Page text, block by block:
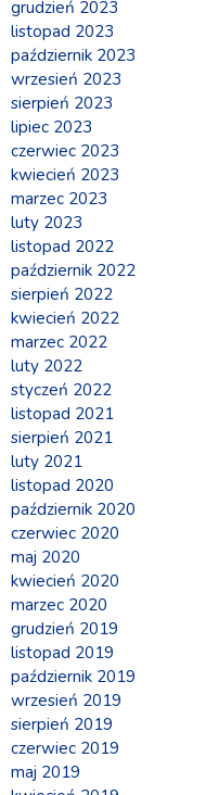
grudzień 2023
listopad 2023
październik 2023
wrzesień 2023
sierpień 2023
lipiec 2023
czerwiec 2023
kwiecień 2023
marzec 2023
luty 2023
listopad 2022
październik 2022
sierpień 2022
kwiecień 2022
marzec 2022
luty 2022
styczeń 2022
listopad 2021
sierpień 2021
luty 2021
listopad 2020
październik 2020
czerwiec 2020
maj 2020
kwiecień 2020
marzec 2020
grudzień 2019
listopad 2019
październik 2019
wrzesień 2019
sierpień 2019
czerwiec 2019
maj 2019